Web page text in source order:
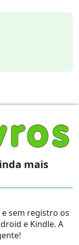
mais
sem registro os
e Kindle. A